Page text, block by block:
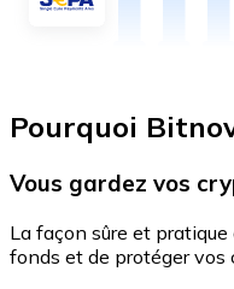
Pourquoi
Vous gardez vos
La façon sûre et
fonds et de protéger vos